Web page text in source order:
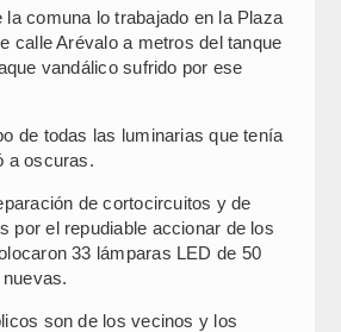
la comuna lo trabajado en la Plaza
calle Arévalo a metros del tanque
vandálico sufrido por ese
de todas las luminarias que tenía
a oscuras.
de cortocircuitos y de
por el repudiable accionar de los
33 lámparas LED de 50
son de los vecinos y los